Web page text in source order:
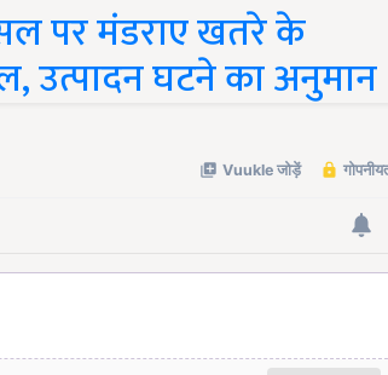
पर मंडराए खतरे के
उत्पादन घटने का अनुमान